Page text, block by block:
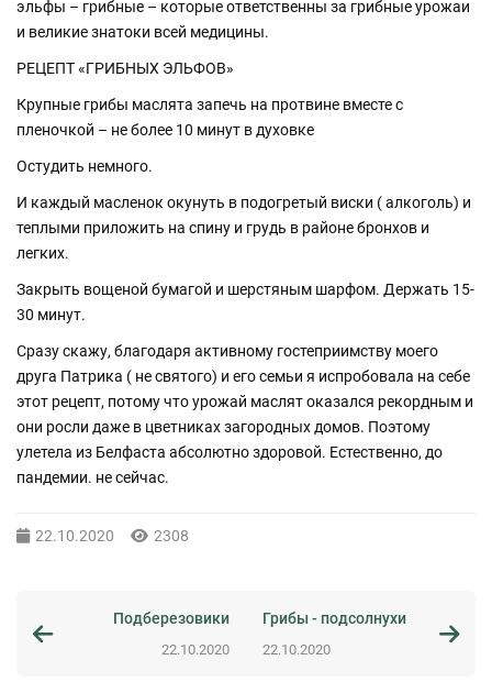
эльфы – грибные – которые ответственны за грибные урожаи
и великие знатоки всей медицины.
РЕЦЕПТ «ГРИБНЫХ ЭЛЬФОВ»
Крупные грибы маслята запечь на протвине вместе с
пленочкой – не более 10 минут в духовке
Остудить немного.
И каждый масленок окунуть в подогретый виски ( алкоголь) и
теплыми приложить на спину и грудь в районе бронхов и
легких.
Закрыть вощеной бумагой и шерстяным шарфом. Держать 15-
30 минут.
Сразу скажу, благодаря активному гостеприимству моего
друга Патрика ( не святого) и его семьи я испробовала на себе
этот рецепт, потому что урожай маслят оказался рекордным и
они росли даже в цветниках загородных домов. Поэтому
улетела из Белфаста абсолютно здоровой. Естественно, до
пандемии. не сейчас.
22.10.2020 2308
Подберезовики
22.10.2020
Грибы - подсолнухи
22.10.2020